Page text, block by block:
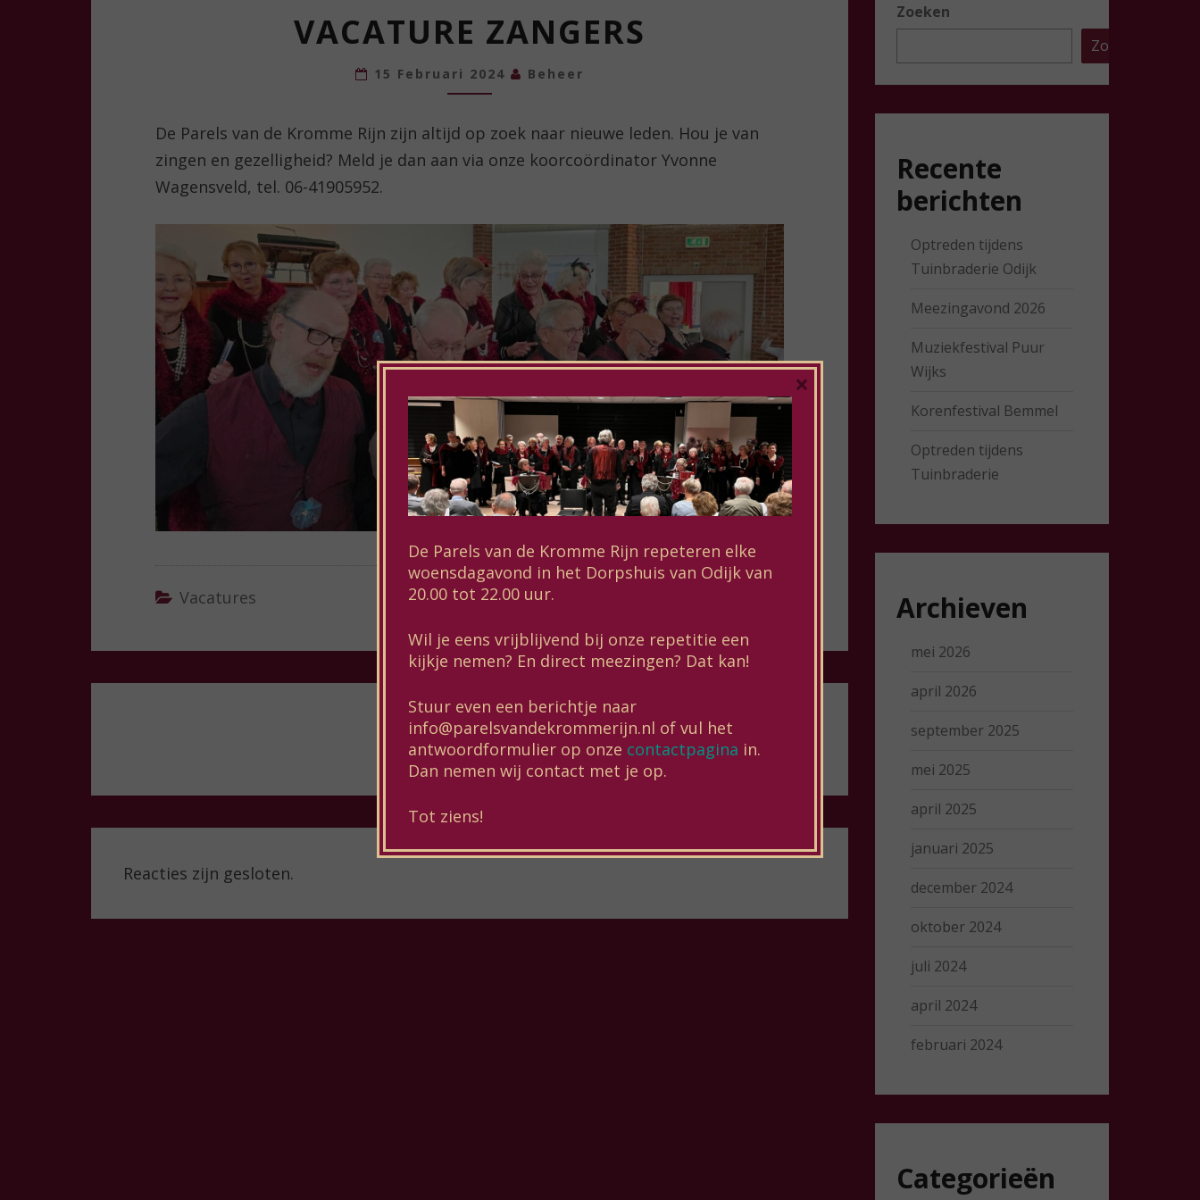
ZANGERS
VACATURE ZANGERS
15 Februari 2024 Beheer
De Parels van de Kromme Rijn zijn altijd op zoek naar nieuwe leden. Hou je van
zingen en gezelligheid? Meld je dan aan via onze koorcoördinator Yvonne
Wagensveld, tel. 06-41905952.
Vacatures Vacature; Accordeon;
VOLGENDE
Smartlappenfestival Amersfoort
Reacties zijn gesloten.
Zoeken
Zoeken
Recente
berichten
Optreden tijdens
Tuinbraderie Odijk
Meezingavond 2026
Muziekfestival Puur
Wijks
Korenfestival Bemmel
Optreden tijdens
Tuinbraderie
Archieven
mei 2026
april 2026
september 2025
mei 2025
april 2025
januari 2025
december 2024
oktober 2024
juli 2024
april 2024
februari 2024
Categorieën
De Parels van de Kromme Rijn repeteren elke
woensdagavond in het Dorpshuis van Odijk van
20.00 tot 22.00 uur.
Wil je eens vrijblijvend bij onze repetitie een
kijkje nemen? En direct meezingen? Dat kan!
Stuur even een berichtje naar
info@parelsvandekrommerijn.nl of vul het
antwoordformulier op onze contactpagina in.
Dan nemen wij contact met je op.
Tot ziens!
×